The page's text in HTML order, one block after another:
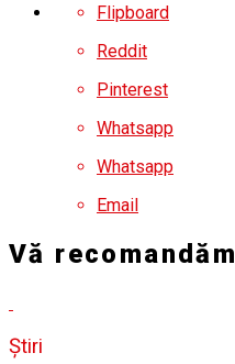
Flipboard
Reddit
Pinterest
Whatsapp
Whatsapp
Email
Vă recomandăm
Știri